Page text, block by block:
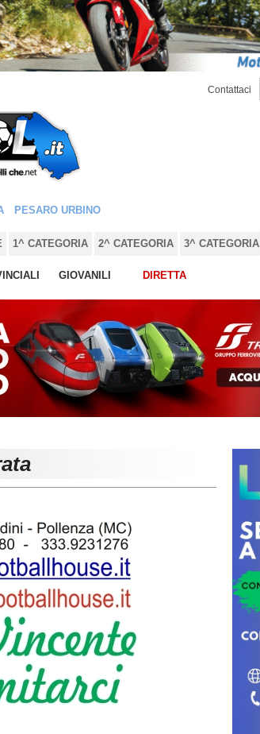
Contattaci
PESARO URBINO
1^ CATEGORIA 2^ CATEGORIA 3^ CATEGORIA
GIOVANILI DIRETTA